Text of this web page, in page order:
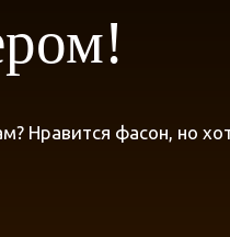
Нравится фасон, но